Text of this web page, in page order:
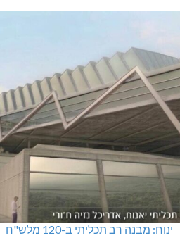
ינוח: מבנה רב תכליתי ב-120 מלש"ח